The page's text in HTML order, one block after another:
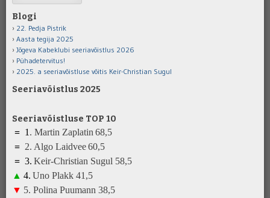
Blogi
22. Pedja Pistrik
Aasta tegija 2025
Jõgeva Kabeklubi seeriavõistlus 2026
Pühadetervitus!
2025. a seeriavõistluse võitis Keir-Christian Sugul
Seeriavõistlus 2025
Seeriavõistluse TOP 10
= 1 . Martin Zaplatin 68,5
= 2. Algo Laidvee60,5
= 3. Keir-Christian Sugul 58,5
▲ 4. Uno Plakk 41 ,5
▼ 5. Polina Puumann 38,5